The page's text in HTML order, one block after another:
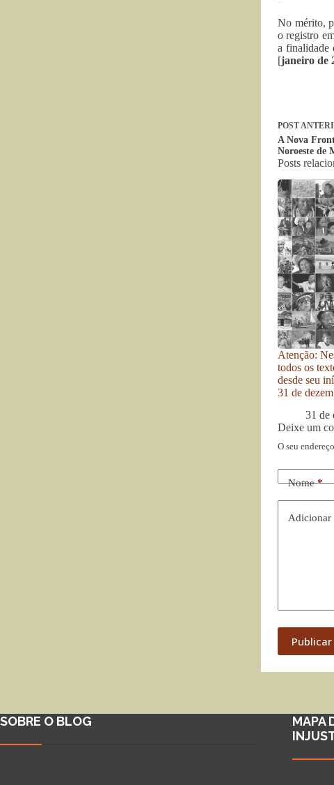
No mérito,
o registro
a finalidade
[janeiro de
POST
A Nova
Noroeste de
Posts
Atenção:
todos os
desde seu
31 de
31 de
Deixe um
O seu
Nome*
Adicionar
SOBRE O BLOG
MAPA